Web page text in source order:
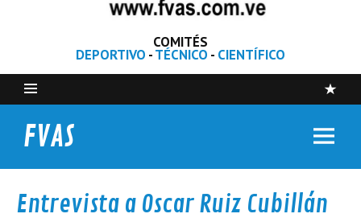
COMITÉS
DEPORTIVO -TÉCNICO - CIENTÍFICO
FVAS
Entrevista a Oscar Ruiz Cubillán